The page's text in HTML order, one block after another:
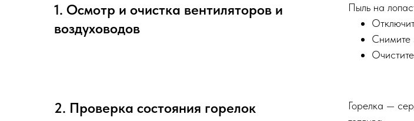
1. Осмотр и очистка вентиляторов и
воздуховодов
Пыль на
Снимите
2. Проверка состояния горелок
Горелка —